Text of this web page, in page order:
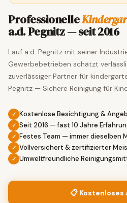
Professionelle
a.d. Pegnitz — seit 2016
Lauf a.d. Pegnitz mit seiner
Gewerbebetrieben schätzt
zuverlässiger Partner für
Pegnitz — Sichere Reinigung für
Kostenlose Besichtigung &
Seit 2016 — fast 10 Jahre
Festes Team — immer dieselben
Vollversichert & zertifizierter
Umweltfreundliche
📋 Kostenloses